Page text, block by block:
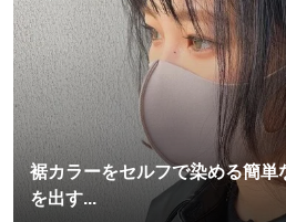
裾カラーをセルフで染める簡単
を出す...